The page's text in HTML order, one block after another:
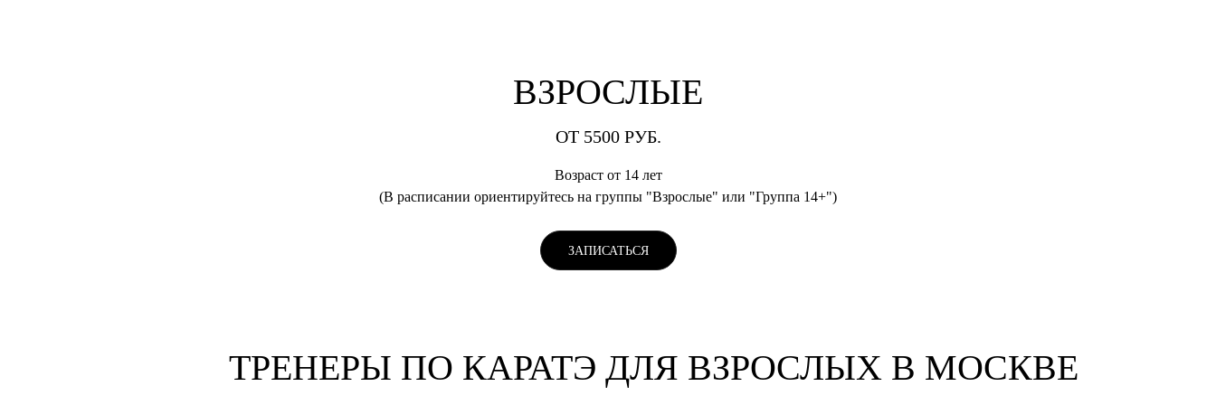
ВЗРОСЛЫЕ
ОТ 5500 РУБ.
Возраст от 14 лет
(В расписании ориентируйтесь на группы "Взрослые" или "Группа 14+")
ЗАПИСАТЬСЯ
ТРЕНЕРЫ ПО КАРАТЭ ДЛЯ ВЗРОСЛЫХ В МОСКВЕ